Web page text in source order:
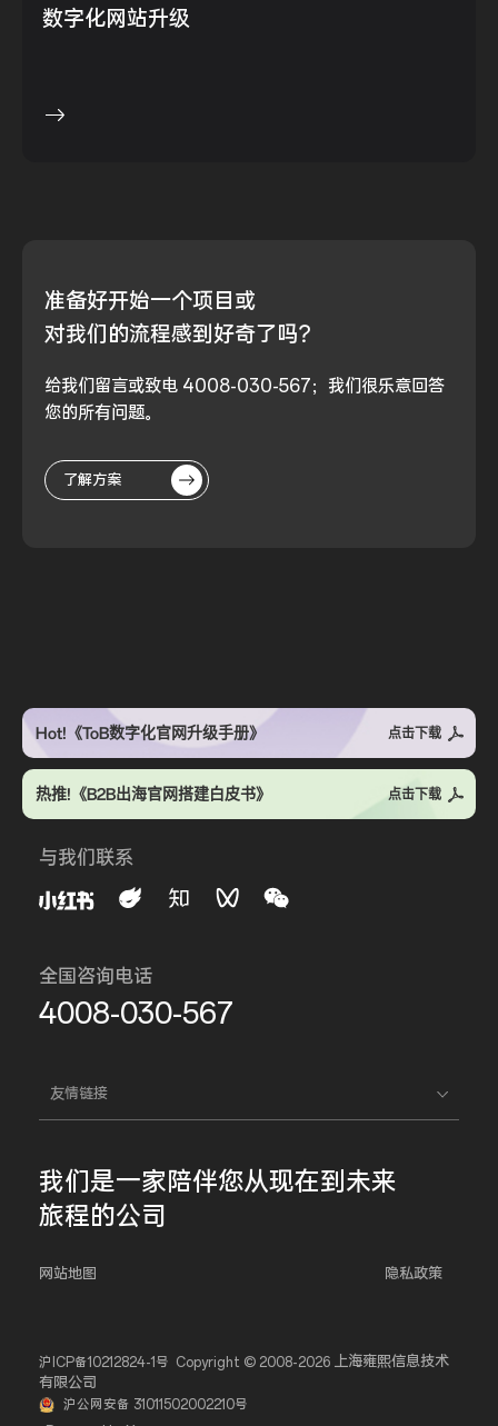
数字化网站升级
准备好开始一个项目或
对我们的流程感到好奇了吗？
给我们留言或致电 4008-030-567；我们很乐意回答
您的所有问题。
了解方案
Hot!《ToB数字化官网升级手册》 点击下载
热推!《B2B出海官网搭建白皮书》 点击下载
与我们联系
全国咨询电话
4008-030-567
友情链接
我们是一家陪伴您从现在到未来
旅程的公司
网站地图 隐私政策
沪ICP备10212824-1号 Copyright © 2008-2026 上海雍熙信息技术
有限公司
沪公网安备 31011502002210号